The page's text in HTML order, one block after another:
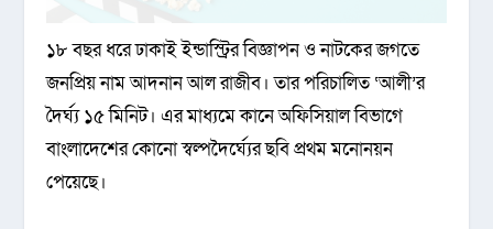
১৮ বছর ধরে ঢাকাই ইন্ডাস্ট্রির বিজ্ঞাপন ও নাটকের জগতে
জনপ্রিয় নাম আদনান আল রাজীব। তার পরিচালিত ‘আলী’র
দৈর্ঘ্য ১৫ মিনিট। এর মাধ্যমে কানে অফিসিয়াল বিভাগে
বাংলাদেশের কোনো স্বল্পদৈর্ঘ্যের ছবি প্রথম মনোনয়ন
পেয়েছে।